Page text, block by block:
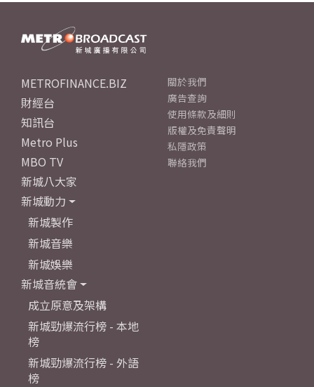
METROFINANCE.BIZ
財經台
知訊台
Metro Plus
MBO TV
新城八大家
新城動力
新城製作
新城音樂
新城娛樂
新城音統會
成立原意及架構
新城勁爆流行榜 - 本地
榜
新城勁爆流行榜 - 外語
榜
關於我們
廣告查詢
使用條款及細則
版權及免責聲明
私隱政策
聯絡我們